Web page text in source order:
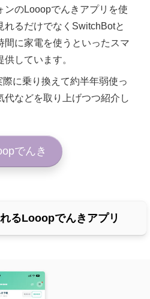
ンのLooopでんきアプリを使
れるだけでなくSwitchBotと
間に家電を使うといったスマ
しています。
に乗り換えて約半年弱使っ
代などを取り上げつつ紹介し
でんき
るLooopでんきアプリ